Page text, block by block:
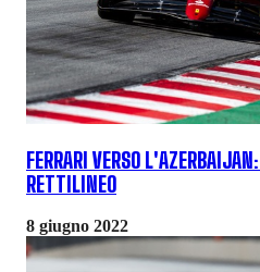
FERRARI VERSO
RETTILINEO
8 giugno 2022